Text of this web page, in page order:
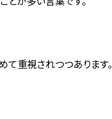
重視されつつあります。